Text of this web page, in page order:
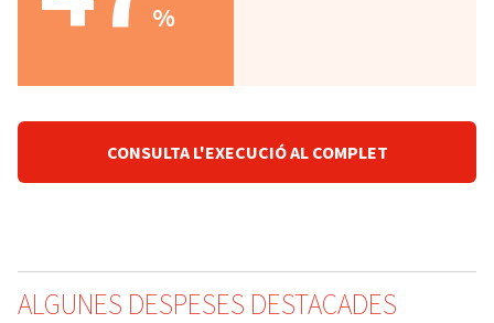
%
CONSULTA L'EXECUCIÓ AL COMPLET
ALGUNES DESPESES DESTACADES